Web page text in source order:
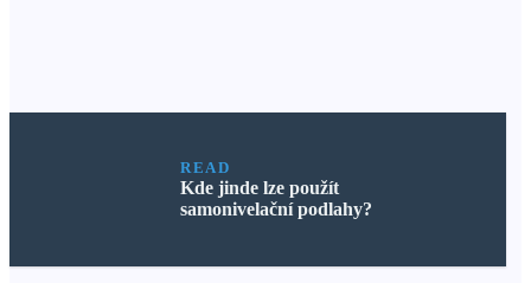
READ
Kde jinde lze použít
samonivelační podlahy?